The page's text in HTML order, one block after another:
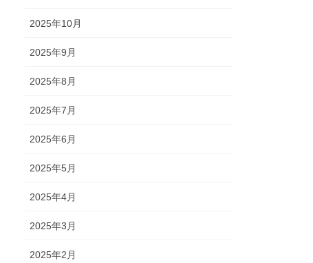
2025年10月
2025年9月
2025年8月
2025年7月
2025年6月
2025年5月
2025年4月
2025年3月
2025年2月